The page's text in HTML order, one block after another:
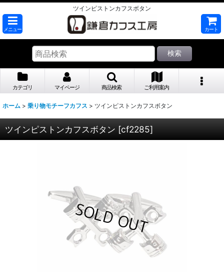
ツインピストンカフスボタン
メニュー カート
検索
カテゴリ マイページ 商品検索 ご利用案内
ホーム > 乗り物モチーフカフス > ツインピストンカフスボタン
ツインピストンカフスボタン [cf2285]